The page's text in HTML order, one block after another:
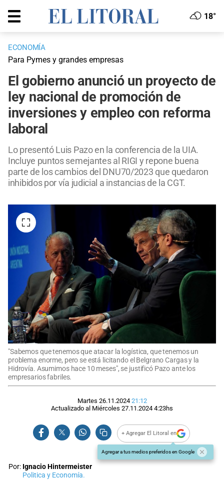
18°
ECONOMÍA
Para Pymes y grandes empresas
El gobierno anunció un proyecto de
ley nacional de promoción de
inversiones y empleo con reforma
laboral
Lo presentó Luis Pazo en la conferencia de la UIA.
Incluye puntos semejantes al RIGI y repone buena
parte de los cambios del DNU70/2023 que quedaron
inhibidos por vía judicial a instancias de la CGT.
"Sabemos que tenemos que atacar la logística, que tenemos un
problema enorme, pero se está licitando el Belgrano Cargas y la
Hidrovía. Asumimos hace 10 meses", se justificó Pazo ante los
empresarios fabriles.
Martes 26.11.2024 21:12
Actualizado al Miércoles 27.11.2024 4:23hs
+ Agregar El Litoral en
Agregar a tus medios preferidos en Google
Por: Ignacio Hintermeister
Politica y Economía.